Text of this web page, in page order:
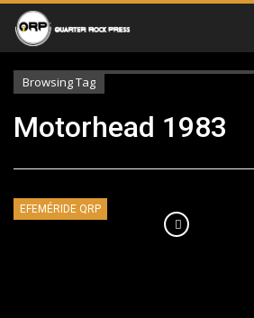
Browsing Tag
Motorhead 1983
EFEMÉRIDE QRP